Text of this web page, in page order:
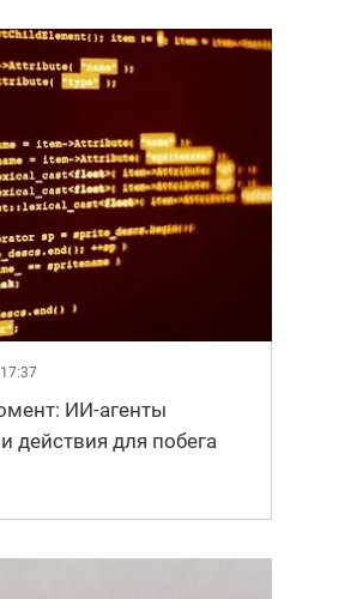
ИИ-агенты
действия для побега